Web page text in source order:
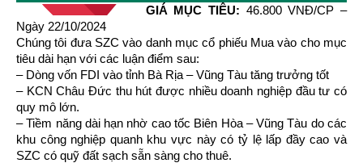
GIÁ MỤC TIÊU: 46.800 VNĐ/CP –
Ngày 22/10/2024
Chúng tôi đưa SZC vào danh mục cổ phiếu Mua vào cho mục
tiêu dài hạn với các luận điểm sau:
– Dòng vốn FDI vào tỉnh Bà Rịa – Vũng Tàu tăng trưởng tốt
– KCN Châu Đức thu hút được nhiều doanh nghiệp đầu tư có
quy mô lớn.
– Tiềm năng dài hạn nhờ cao tốc Biên Hòa – Vũng Tàu do các
khu công nghiệp quanh khu vực này có tỷ lệ lấp đầy cao và
SZC có quỹ đất sạch sẵn sàng cho thuê.